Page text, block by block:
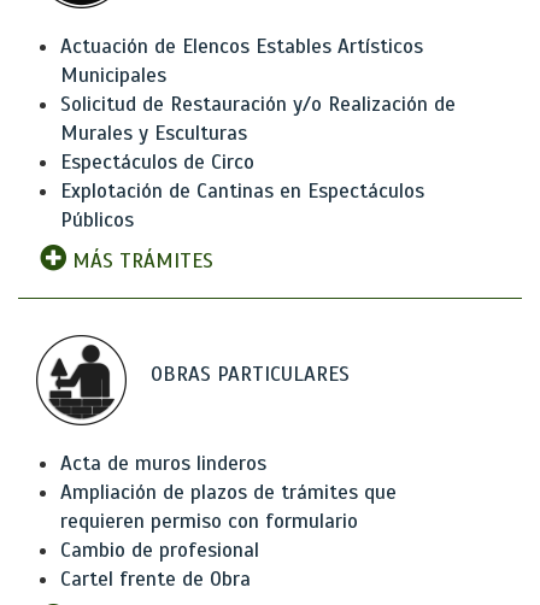
Actuación de Elencos Estables Artísticos
Municipales
Solicitud de Restauración y/o Realización de
Murales y Esculturas
Espectáculos de Circo
Explotación de Cantinas en Espectáculos
Públicos
MÁS TRÁMITES
OBRAS PARTICULARES
Acta de muros linderos
Ampliación de plazos de trámites que
requieren permiso con formulario
Cambio de profesional
Cartel frente de Obra